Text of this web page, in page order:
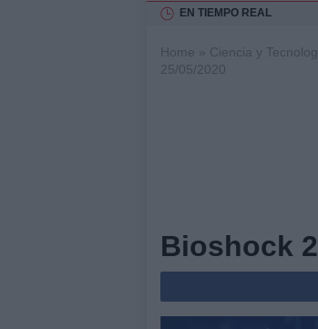
EN TIEMPO REAL
Home » Ciencia y
25/05/2020
Bioshock